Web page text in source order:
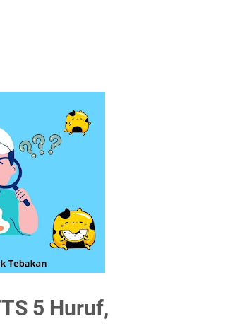
5 Huruf,